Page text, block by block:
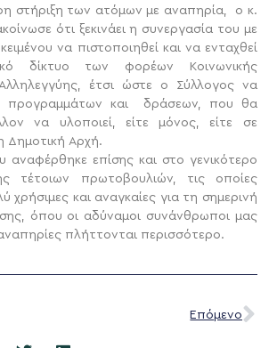
στήριξη των ατόμων με αναπηρία, ο κ.
ότι ξεκινάει η συνεργασία του με
να πιστοποιηθεί και να ενταχθεί
δίκτυο των φορέων Κοινωνικής
έτσι ώστε ο Σύλλογος να
προγραμμάτων και δράσεων, που θα
να υλοποιεί, είτε μόνος, είτε σε
Δημοτική Αρχή.
αναφέρθηκε επίσης και στο γενικότερο
τέτοιων πρωτοβουλιών, τις οποίες
χρήσιμες και αναγκαίες για τη σημερινή
όπου οι αδύναμοι συνάνθρωποι μας
πλήττονται περισσότερο.
Επόμενο